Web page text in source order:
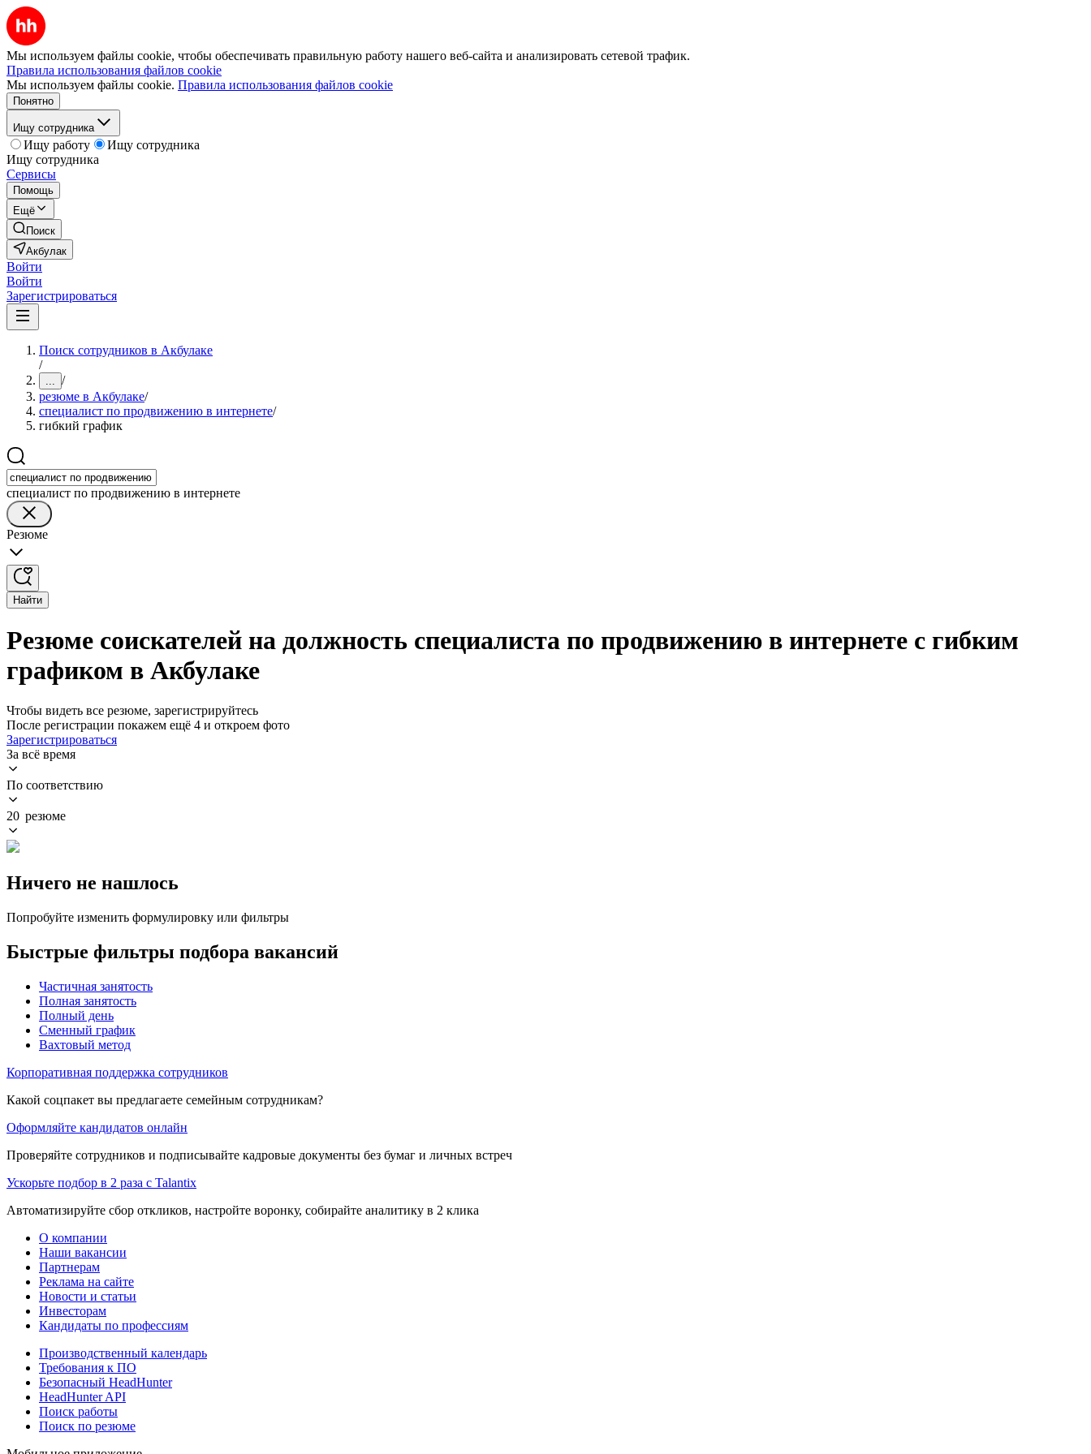
Мы используем файлы cookie, чтобы обеспечивать правильную работу нашего веб-сайта и анализировать сетевой трафик.
Правила использования файлов cookie
Мы используем файлы cookie. Правила использования файлов cookie
Понятно
Ищу сотрудника
Ищу работу
Ищу сотрудника
Ищу сотрудника
Сервисы
Помощь
Ещё
Поиск
Акбулак
Войти
Войти
Зарегистрироваться
Поиск сотрудников в Акбулаке
/
... /
резюме в Акбулаке/
специалист по продвижению в интернете/
гибкий график
специалист по продвижению в интернете
Резюме
Найти
Резюме соискателей на должность специалиста по продвижению в интернете с гибким
графиком в Акбулаке
Чтобы видеть все резюме, зарегистрируйтесь
После регистрации покажем ещё 4 и откроем фото
Зарегистрироваться
За всё время
По соответствию
20 резюме
Ничего не нашлось
Попробуйте изменить формулировку или фильтры
Быстрые фильтры подбора вакансий
Частичная занятость
Полная занятость
Полный день
Сменный график
Вахтовый метод
Корпоративная поддержка сотрудников
Какой соцпакет вы предлагаете семейным сотрудникам?
Оформляйте кандидатов онлайн
Проверяйте сотрудников и подписывайте кадровые документы без бумаг и личных встреч
Ускорьте подбор в 2 раза с Talantix
Автоматизируйте сбор откликов, настройте воронку, собирайте аналитику в 2 клика
О компании
Наши вакансии
Партнерам
Реклама на сайте
Новости и статьи
Инвесторам
Кандидаты по профессиям
Производственный календарь
Требования к ПО
Безопасный HeadHunter
HeadHunter API
Поиск работы
Поиск по резюме